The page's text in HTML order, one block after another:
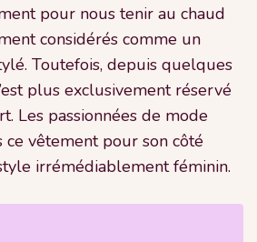
pour nous tenir au chaud
considérés comme un
Toutefois, depuis quelques
plus exclusivement réservé
Les passionnées de mode
vêtement pour son côté
irrémédiablement féminin.